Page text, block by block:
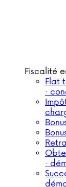
Fiscalité
Flat
·
·